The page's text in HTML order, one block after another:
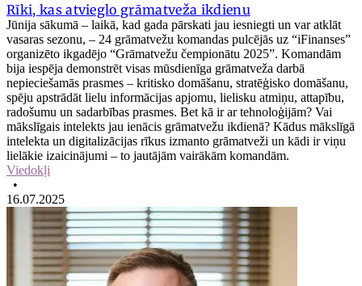
Rīki, kas atvieglo grāmatveža ikdienu
Jūnija sākumā – laikā, kad gada pārskati jau iesniegti un var atklāt
vasaras sezonu, – 24 grāmatvežu komandas pulcējās uz “iFinanses”
organizēto ikgadējo “Grāmatvežu čempionātu 2025”. Komandām
bija iespēja demonstrēt visas mūsdienīga grāmatveža darbā
nepieciešamās prasmes – kritisko domāšanu, stratēģisko domāšanu,
spēju apstrādāt lielu informācijas apjomu, lielisku atmiņu, attapību,
radošumu un sadarbības prasmes. Bet kā ir ar tehnoloģijām? Vai
mākslīgais intelekts jau ienācis grāmatvežu ikdienā? Kādus mākslīgā
intelekta un digitalizācijas rīkus izmanto grāmatveži un kādi ir viņu
lielākie izaicinājumi – to jautājām vairākām komandām.
Viedokļi
•
16.07.2025